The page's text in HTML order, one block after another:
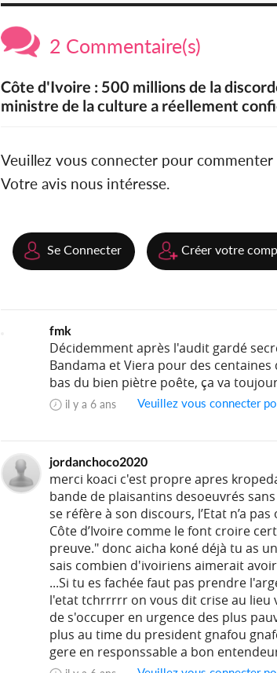
2 Commentaire(s)
Côte d'Ivoire : 500 millions de la
ministre de la culture a réellement
Veuillez vous connecter pour
Votre avis nous intéresse.
Se Connecter Créer votre
fmk
Décidemment après l'audit gardé
Bandama et Viera pour des
bas du bien piètre poête, ça va
il y a 6 ans Veuillez vous connecter
jordanchoco2020
merci koaci c'est propre apres
bande de plaisantins desoeuvrés
se réfère à son discours, l’Etat n’a
Côte d’Ivoire comme le font croire
preuve." donc aicha koné déjà tu as
sais combien d'ivoiriens aimerait
...Si tu es fachée faut pas prendre
l'etat tchrrrrr on vous dit crise au lieu
de s'occuper en urgence des plus
plus au time du president gnafou
gere en responssable a bon